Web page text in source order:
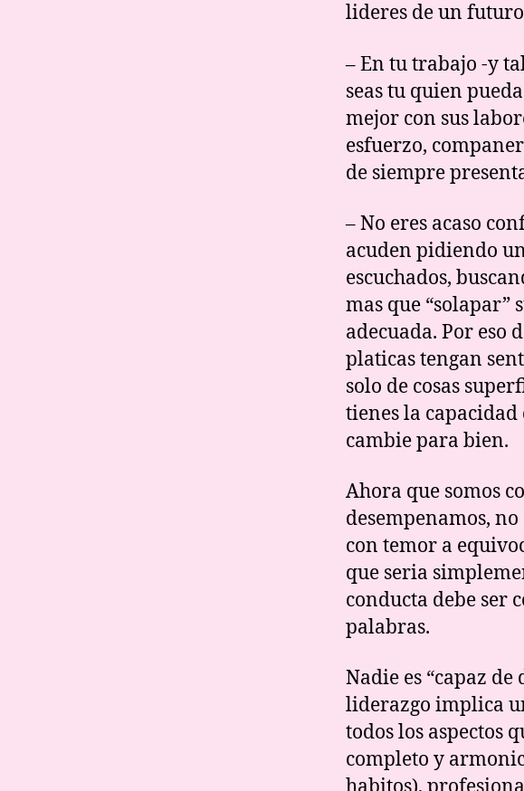
lideres de un
– En tu trabajo -y
seas tu quien
mejor con sus
esfuerzo,
de siempre
– No eres acaso
acuden pidiendo
escuchados,
mas que “solapar”
adecuada. Por eso
platicas tengan
solo de cosas
tienes la capacidad
cambie para bien.
Ahora que somos
desempenamos,
con temor a
que seria
conducta debe ser
palabras.
Nadie es “capaz
liderazgo implica
todos los aspectos
completo y